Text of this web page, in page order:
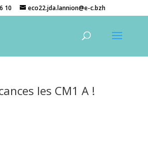
10 eco22.jda.lannion@e-c.bzh
les CM1 A !